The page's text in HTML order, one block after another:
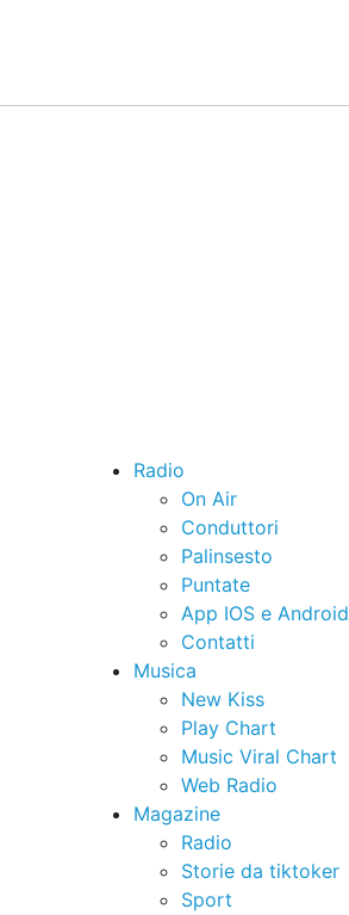
Radio
On Air
Conduttori
Palinsesto
Puntate
App IOS e Android
Contatti
Musica
New Kiss
Play Chart
Music Viral Chart
Web Radio
Magazine
Radio
Storie da tiktoker
Sport